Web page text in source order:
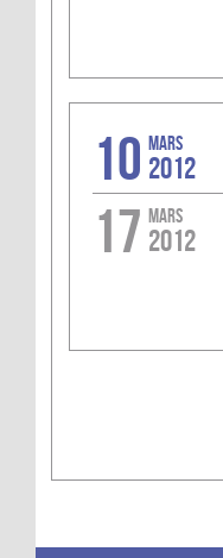
10 MARS
2012
17 MARS
2012